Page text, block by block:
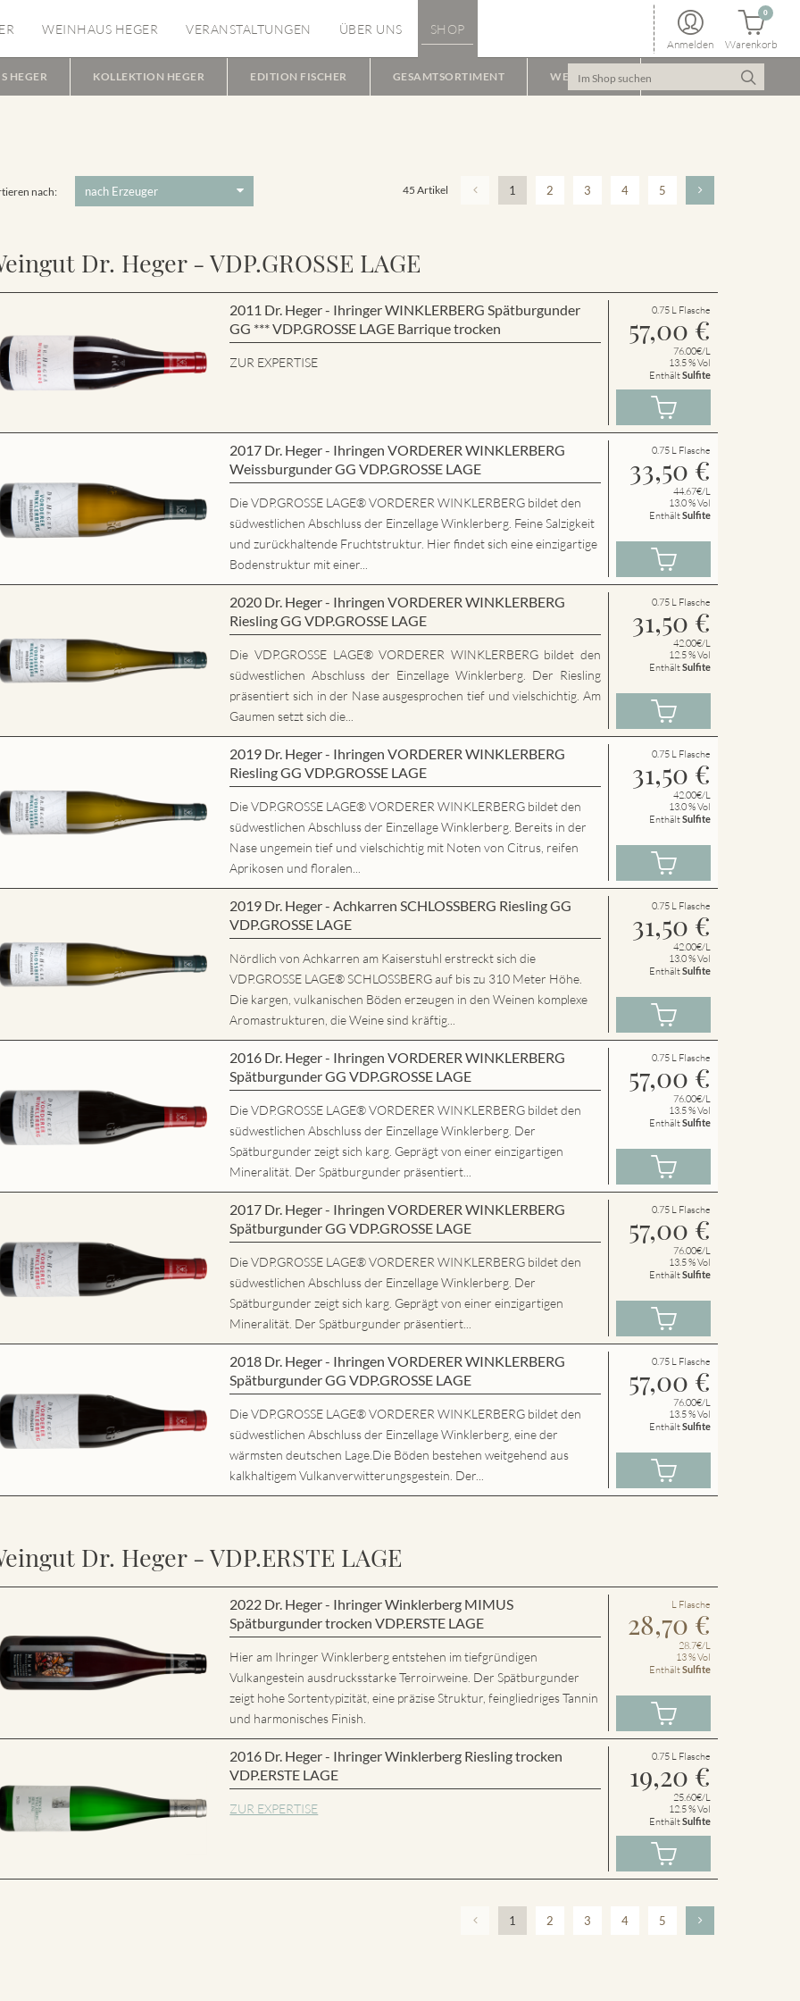
WEINHAUS HEGER VERANSTALTUNGEN ÜBER UNS SHOP
Anmelden Warenkorb
0
HEGER KOLLEKTION HEGER EDITION FISCHER GESAMTSORTIMENT WEINPAKET
nach: 45 Artikel 1 2 3 4 5
Dr. Heger - VDP.GROSSE LAGE
2011 Dr. Heger - Ihringer WINKLERBERG Spätburgunder
GG *** VDP.GROSSE LAGE Barrique trocken
ZUR EXPERTISE
0.75 L Flasche
57,00 €
76.00€/L
13.5 % Vol
EnthältSulfite
2017 Dr. Heger - Ihringen VORDERER WINKLERBERG
Weissburgunder GG VDP.GROSSE LAGE
Die VDP.GROSSE LAGE® VORDERER WINKLERBERG bildet den
südwestlichen Abschluss der Einzellage Winklerberg. Feine Salzigkeit
und zurückhaltende Fruchtstruktur. Hier findet sich eine einzigartige
Bodenstruktur mit einer...
0.75 L Flasche
33,50 €
44.67€/L
13.0 % Vol
EnthältSulfite
2020 Dr. Heger - Ihringen VORDERER WINKLERBERG
Riesling GG VDP.GROSSE LAGE
Die VDP.GROSSE LAGE® VORDERER WINKLERBERG bildet den
südwestlichen Abschluss der Einzellage Winklerberg. Der Riesling
präsentiert sich in der Nase ausgesprochen tief und vielschichtig. Am
Gaumen setzt sich die...
0.75 L Flasche
31,50 €
42.00€/L
12.5 % Vol
EnthältSulfite
2019 Dr. Heger - Ihringen VORDERER WINKLERBERG
Riesling GG VDP.GROSSE LAGE
Die VDP.GROSSE LAGE® VORDERER WINKLERBERG bildet den
südwestlichen Abschluss der Einzellage Winklerberg. Bereits in der
Nase ungemein tief und vielschichtig mit Noten von Citrus, reifen
Aprikosen und floralen...
0.75 L Flasche
31,50 €
42.00€/L
13.0 % Vol
EnthältSulfite
2019 Dr. Heger - Achkarren SCHLOSSBERG Riesling GG
VDP.GROSSE LAGE
Nördlich von Achkarren am Kaiserstuhl erstreckt sich die
VDP.GROSSE LAGE® SCHLOSSBERG auf bis zu 310 Meter Höhe.
Die kargen, vulkanischen Böden erzeugen in den Weinen komplexe
Aromastrukturen, die Weine sind kräftig...
0.75 L Flasche
31,50 €
42.00€/L
13.0 % Vol
EnthältSulfite
2016 Dr. Heger - Ihringen VORDERER WINKLERBERG
Spätburgunder GG VDP.GROSSE LAGE
Die VDP.GROSSE LAGE® VORDERER WINKLERBERG bildet den
südwestlichen Abschluss der Einzellage Winklerberg. Der
Spätburgunder zeigt sich karg. Geprägt von einer einzigartigen
Mineralität. Der Spätburgunder präsentiert...
0.75 L Flasche
57,00 €
76.00€/L
13.5 % Vol
EnthältSulfite
2017 Dr. Heger - Ihringen VORDERER WINKLERBERG
Spätburgunder GG VDP.GROSSE LAGE
Die VDP.GROSSE LAGE® VORDERER WINKLERBERG bildet den
südwestlichen Abschluss der Einzellage Winklerberg. Der
Spätburgunder zeigt sich karg. Geprägt von einer einzigartigen
Mineralität. Der Spätburgunder präsentiert...
0.75 L Flasche
57,00 €
76.00€/L
13.5 % Vol
EnthältSulfite
2018 Dr. Heger - Ihringen VORDERER WINKLERBERG
Spätburgunder GG VDP.GROSSE LAGE
Die VDP.GROSSE LAGE® VORDERER WINKLERBERG bildet den
südwestlichen Abschluss der Einzellage Winklerberg, eine der
wärmsten deutschen Lage.Die Böden bestehen weitgehend aus
kalkhaltigem Vulkanverwitterungsgestein. Der...
0.75 L Flasche
57,00 €
76.00€/L
13.5 % Vol
EnthältSulfite
Dr. Heger - VDP.ERSTE LAGE
2022 Dr. Heger - Ihringer Winklerberg MIMUS
Spätburgunder trocken VDP.ERSTE LAGE
Hier am Ihringer Winklerberg entstehen im tiefgründigen
Vulkangestein ausdrucksstarke Terroirweine. Der Spätburgunder
zeigt hohe Sortentypizität, eine präzise Struktur, feingliedriges Tannin
und harmonisches Finish.
L Flasche
28,70 €
28.7€/L
13 % Vol
EnthältSulfite
2016 Dr. Heger - Ihringer Winklerberg Riesling trocken
VDP.ERSTE LAGE
ZUR EXPERTISE
0.75 L Flasche
19,20 €
25.60€/L
12.5 % Vol
EnthältSulfite
1 2 3 4 5